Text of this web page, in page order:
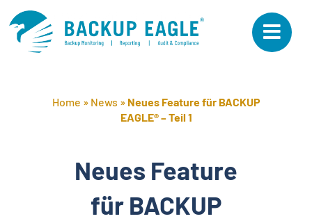
Skip
to
content
Home » News » Neues Feature für BACKUP
EAGLE® – Teil 1
Neues Feature
für BACKUP